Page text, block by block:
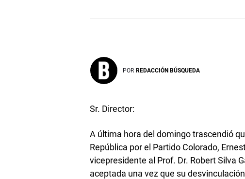
POR REDACCIÓN BÚSQUEDA
Sr. Director:
A última hora del domingo trascendió
República por el Partido Colorado,
vicepresidente al Prof. Dr. Robert Silva
aceptada una vez que su